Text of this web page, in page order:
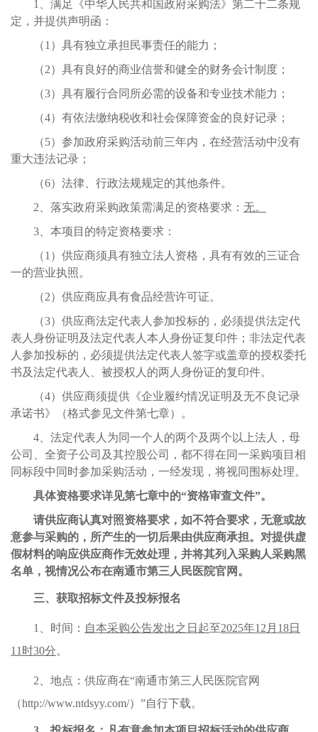
1、 满足《中华人民共和国政府采购法》第二十二条规
定，并提供声明函：
（1 ）具有独立承担民事责任的能力；
（2）具有良好的商业信誉和健全的财务会计制度；
（3）具有履行合同所必需的设备和专业技术能力；
（4）有依法缴纳税收和社会保障资金的良好记录；
（5）参加政府采购活动前三年内，在经营活动中没有
重大违法记录；
（6）法律、行政法规规定的其他条件。
2 、落实政府采购政策需满足的资格要求： 无。
3 、本项目的特定资格要求：
（1） 供应商须具有独立法人资格，具有有效的三证合
一的营业执照。
（2）供应商应具有食品经营许可证。
（3） 供应商法定代表人参加投标的，必须提供法定代
表人身份证明及法定代表人本人身份证复印件；非法定代表
人参加投标的，必须提供法定代表人签字或盖章的授权委托
书及法定代表人、被授权人的两人身份证的复印件。
（4）供应商须提供《企业履约情况证明及无不良记录
承诺书》（格式参见文件第七章）。
4、法定代表人为同一个人的两个及两个以上法人，母
公司、全资子公司及其控股公司，都不得在同一采购项目相
同标段中同时参加采购活动，一经发现，将视同围标处理。
具体资格要求详见第七章中的“资格审查文件”。
请供应商认真对照资格要求，如不符合要求，无意或故
意参与采购的，所产生的一切后果由供应商承担。对提供虚
假材料的响应供应商作无效处理，并将其列入采购人采购黑
名单，视情况公布在南通市第三人民医院官网。
三、获取招标文件及投标报名
1 时间： 自本采购公告发出之日起至2025年12 月 18日
1 1 时30分。
2 、地点： 供应商在“南通市第三人民医院官网
（http://www.ntdsyy.com/）”自行下载。